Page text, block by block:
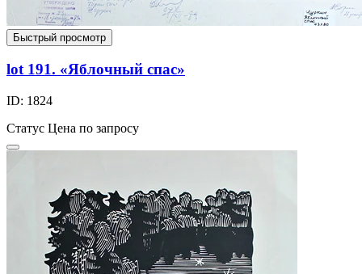
Быстрый просмотр
lot 191. «Яблочный спас»
ID: 1824
Статус Цена по запросу